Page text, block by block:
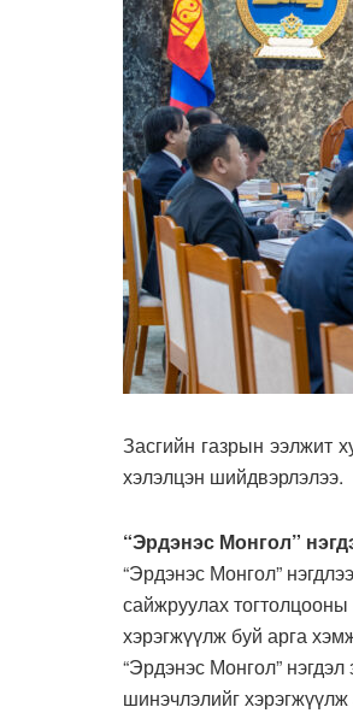
Засгийн газрын ээлжит
хэлэлцэн шийдвэрлэлээ.
“Эрдэнэс Монгол”
“Эрдэнэс Монгол”
сайжруулах
хэрэгжүүлж буй арга
“Эрдэнэс Монгол”
шинэчлэлийг